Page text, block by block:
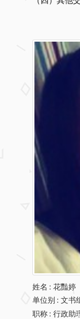
姓名 : 花豔婷
单位别 : 文书
职称 : 行政助